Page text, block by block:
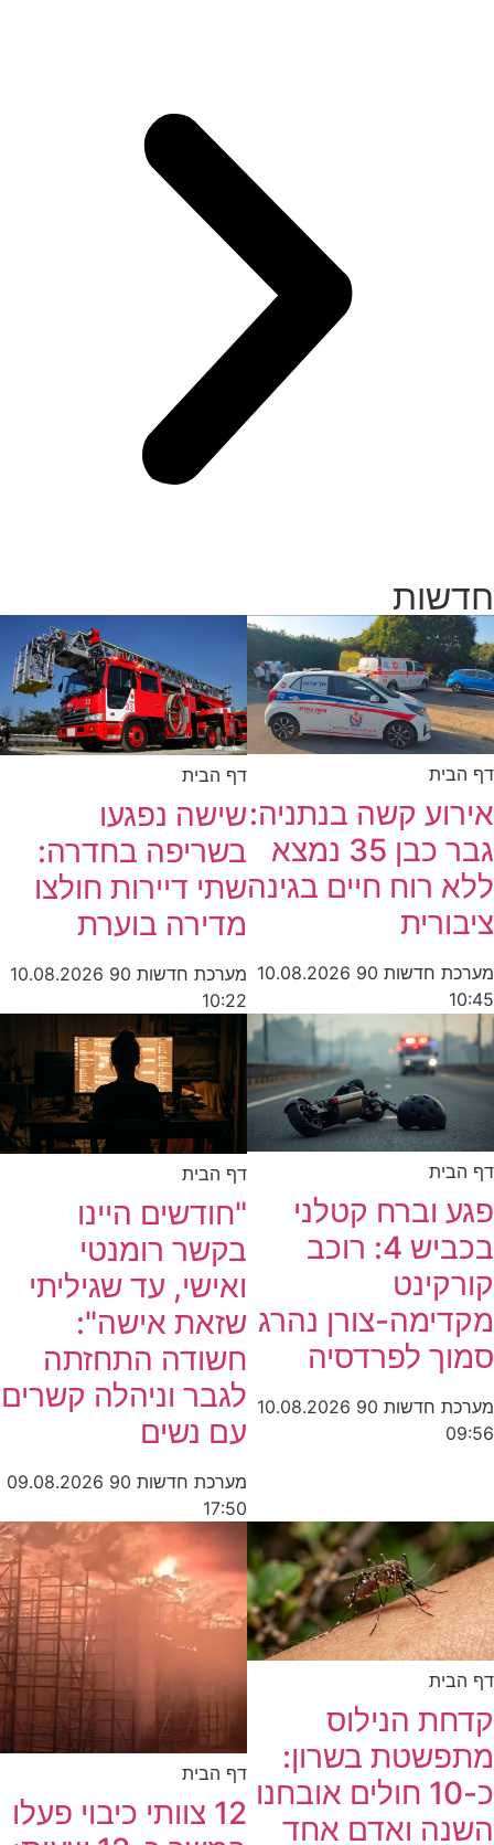
חדשות
דף הבית
אירוע קשה בנתניה:
גבר כבן 35 נמצא
ללא רוח חיים בגינה
ציבורית
מערכת חדשות 90
10.08.2026
10:45
דף הבית
שישה נפגעו
בשריפה בחדרה:
שתי דיירות חולצו
מדירה בוערת
מערכת חדשות 90
10.08.2026
10:22
דף הבית
פגע וברח קטלני
בכביש 4: רוכב
קורקינט
מקדימה-צורן נהרג
סמוך לפרדסיה
מערכת חדשות 90
10.08.2026
09:56
דף הבית
"חודשים היינו
בקשר רומנטי
ואישי, עד שגיליתי
שזאת אישה":
חשודה התחזתה
לגבר וניהלה קשרים
עם נשים
מערכת חדשות 90
09.08.2026
17:50
דף הבית
קדחת הנילוס
מתפשטת בשרון:
כ-10 חולים אובחנו
השנה ואדם אחד
דף הבית
12 צוותי כיבוי פעלו